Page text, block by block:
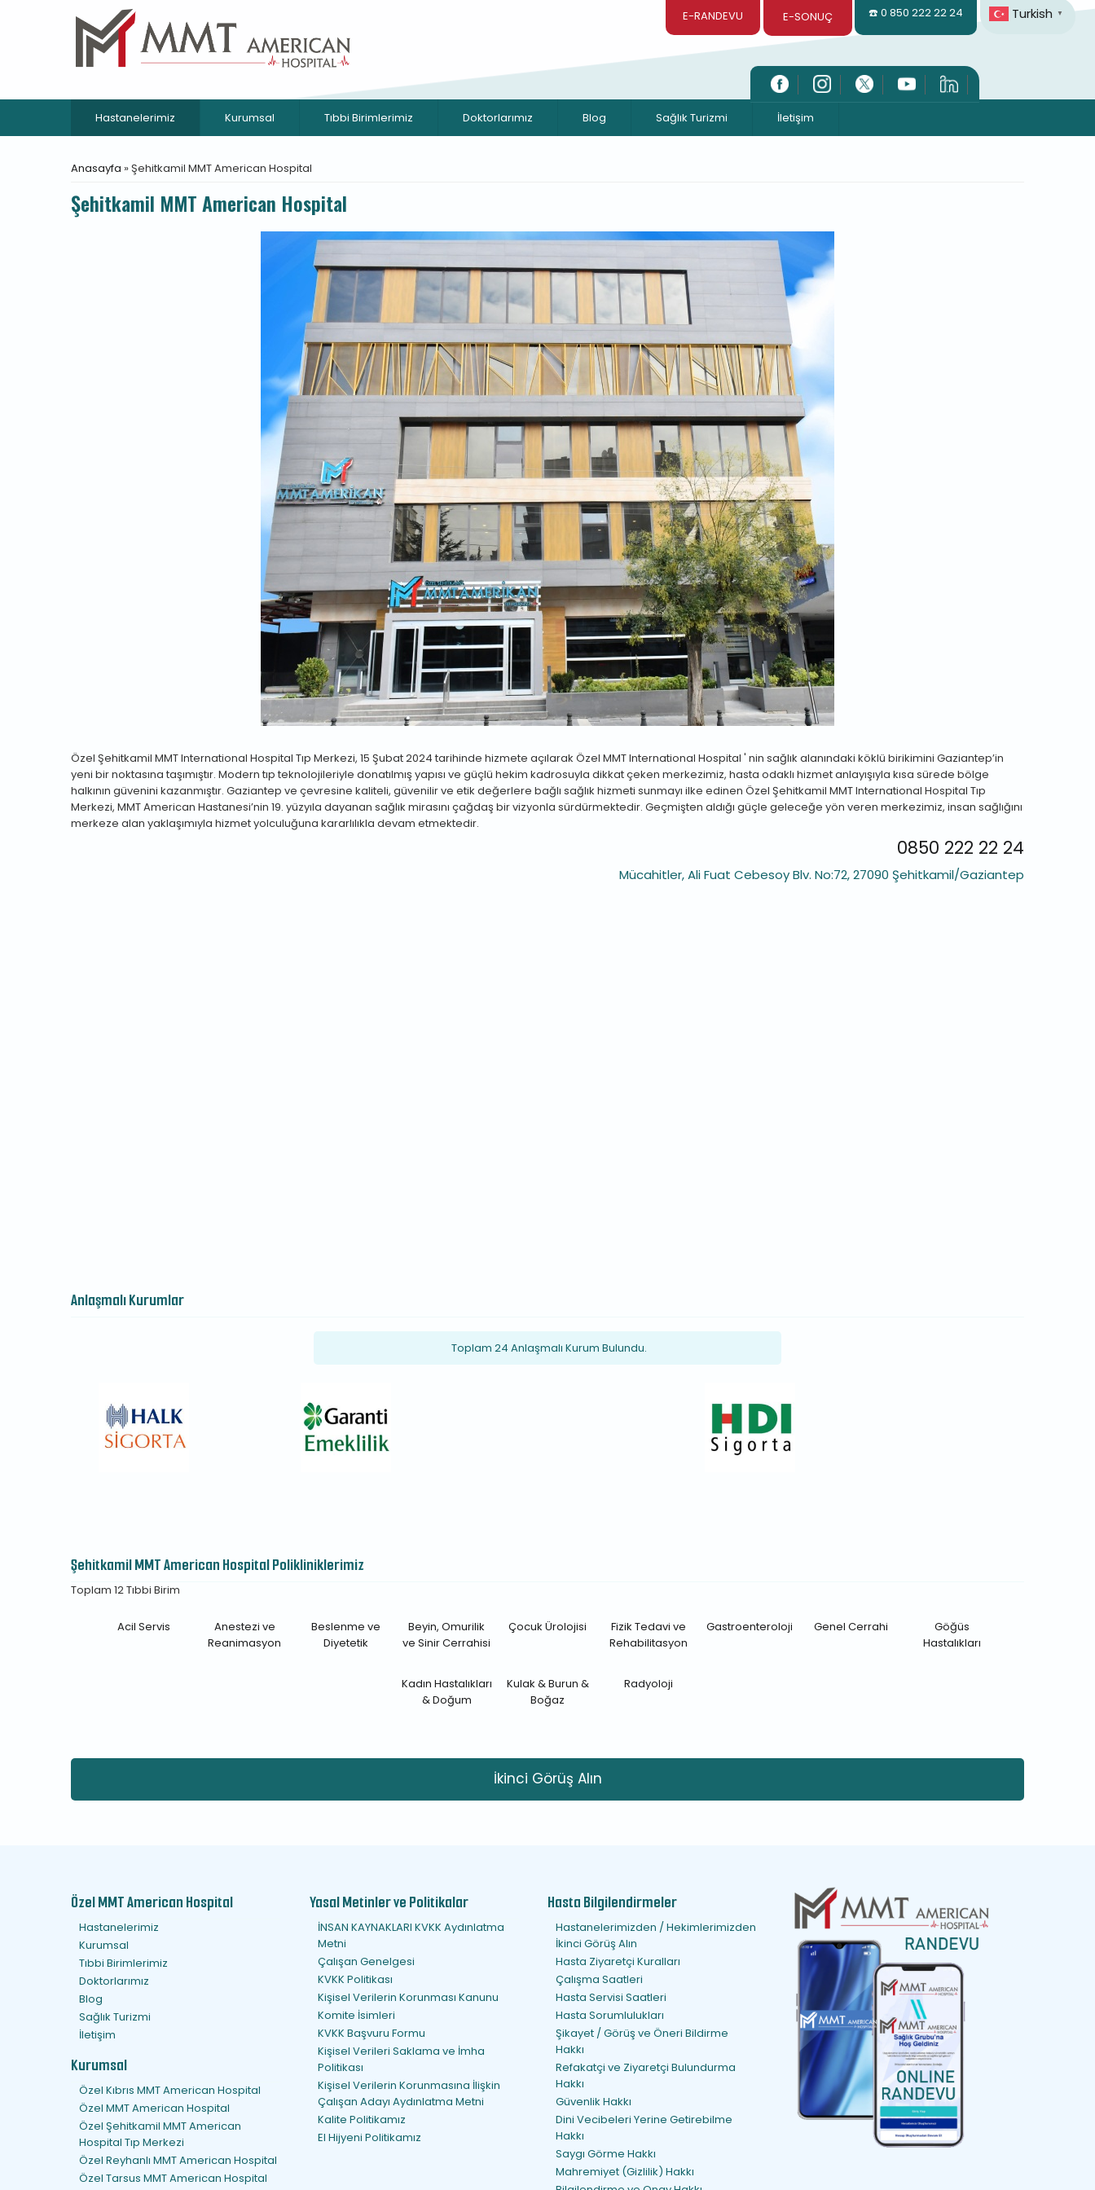
☎️ 0 850 222 22 24 Turkish ▼
E-RANDEVU E-SONUÇ
Hastanelerimiz Kurumsal Tıbbi Birimlerimiz Doktorlarımız Blog Sağlık Turizmi İletişim
Buradasınız
Anasayfa » Şehitkamil MMT American Hospital
Şehitkamil MMT American Hospital
Özel Şehitkamil MMT International Hospital Tıp Merkezi, 15 Şubat 2024 tarihinde hizmete açılarak Özel MMT International Hospital ' nin sağlık alanındaki köklü birikimini Gaziantep’in
yeni bir noktasına taşımıştır. Modern tıp teknolojileriyle donatılmış yapısı ve güçlü hekim kadrosuyla dikkat çeken merkezimiz, hasta odaklı hizmet anlayışıyla kısa sürede bölge
halkının güvenini kazanmıştır. Gaziantep ve çevresine kaliteli, güvenilir ve etik değerlere bağlı sağlık hizmeti sunmayı ilke edinen Özel Şehitkamil MMT International Hospital Tıp
Merkezi, MMT American Hastanesi’nin 19. yüzyıla dayanan sağlık mirasını çağdaş bir vizyonla sürdürmektedir. Geçmişten aldığı güçle geleceğe yön veren merkezimiz, insan sağlığını
merkeze alan yaklaşımıyla hizmet yolculuğuna kararlılıkla devam etmektedir.
0850 222 22 24
Mücahitler, Ali Fuat Cebesoy Blv. No:72, 27090 Şehitkamil/Gaziantep
Anlaşmalı Kurumlar
Toplam 24 Anlaşmalı Kurum Bulundu.
Şehitkamil MMT American Hospital Polikliniklerimiz
Toplam 12 Tıbbi Birim
Acil Servis
Anestezi ve
Reanimasyon
Beslenme ve
Diyetetik
Beyin, Omurilik
ve Sinir Cerrahisi
Çocuk Ürolojisi
Fizik Tedavi ve
Rehabilitasyon
Gastroenteroloji Genel Cerrahi
Göğüs
Hastalıkları
Kadın Hastalıkları
& Doğum
Kulak & Burun &
Boğaz
Radyoloji
İkinci Görüş Alın
Özel MMT American Hospital
Hastanelerimiz
Kurumsal
Tıbbi Birimlerimiz
Doktorlarımız
Blog
Sağlık Turizmi
İletişim
Kurumsal
Özel Kıbrıs MMT American Hospital
Özel MMT American Hospital
Özel Şehitkamil MMT American
Hospital Tıp Merkezi
Özel Reyhanlı MMT American Hospital
Özel Tarsus MMT American Hospital
Yasal Metinler ve Politikalar
İNSAN KAYNAKLARI KVKK Aydınlatma
Metni
Çalışan Genelgesi
KVKK Politikası
Kişisel Verilerin Korunması Kanunu
Komite İsimleri
KVKK Başvuru Formu
Kişisel Verileri Saklama ve İmha
Politikası
Kişisel Verilerin Korunmasına İlişkin
Çalışan Adayı Aydınlatma Metni
Kalite Politikamız
El Hijyeni Politikamız
Hasta Bilgilendirmeler
Hastanelerimizden / Hekimlerimizden
İkinci Görüş Alın
Hasta Ziyaretçi Kuralları
Çalışma Saatleri
Hasta Servisi Saatleri
Hasta Sorumlulukları
Şikayet / Görüş ve Öneri Bildirme
Hakkı
Refakatçi ve Ziyaretçi Bulundurma
Hakkı
Güvenlik Hakkı
Dini Vecibeleri Yerine Getirebilme
Hakkı
Saygı Görme Hakkı
Mahremiyet (Gizlilik) Hakkı